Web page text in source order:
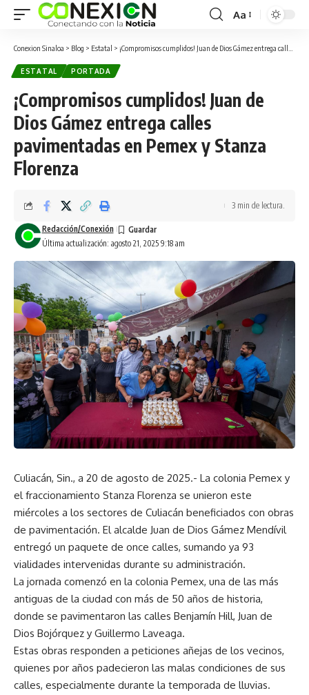
Aa
Conexion Sinaloa > Blog > Estatal > ¡Compromisos cumplidos! Juan de Dios Gámez entrega calles pavimentadas en Pemex y Stanza Florenza
ESTATAL PORTADA
¡Compromisos cumplidos! Juan de
Dios Gámez entrega calles
pavimentadas en Pemex y Stanza
Florenza
Última actualización: agosto 21, 2025 9:18 am
Redacción/Conexión
3 min de lectura.
Culiacán, Sin., a 20 de agosto de 2025.- La colonia Pemex y
el fraccionamiento Stanza Florenza se unieron este
miércoles a los sectores de Culiacán beneficiados con obras
de pavimentación. El alcalde Juan de Dios Gámez Mendívil
entregó un paquete de once calles, sumando ya 93
vialidades intervenidas durante su administración.
La jornada comenzó en la colonia Pemex, una de las más
antiguas de la ciudad con más de 50 años de historia,
donde se pavimentaron las calles Benjamín Hill, Juan de
Dios Bojórquez y Guillermo Laveaga.
Estas obras responden a peticiones añejas de los vecinos,
quienes por años padecieron las malas condiciones de sus
calles, especialmente durante la temporada de lluvias.